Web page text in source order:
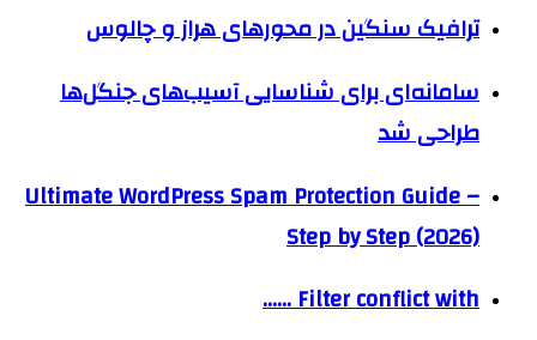
ترافیک سنگین در محورهای هراز و چالوس
سامانه‌ای برای شناسایی آسیب‌های جنگل‌ها
طراحی شد
Ultimate WordPress Spam Protection Guide –
Step by Step (2026)
Filter conflict with ……